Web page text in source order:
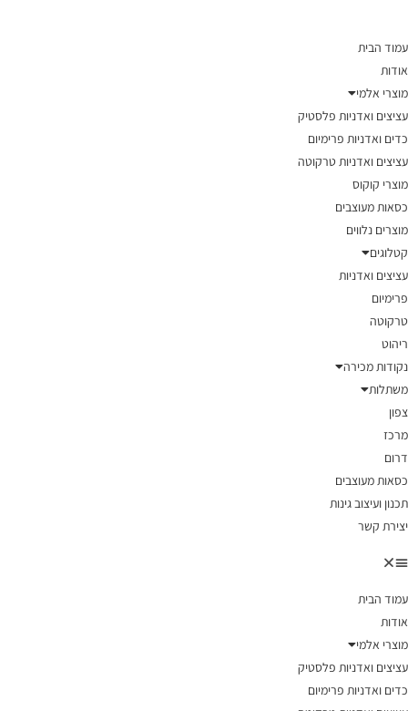
עמוד הבית
אודות
מוצרי אלמי
עציצים ואדניות פלסטיק
כדים ואדניות פרימיום
עציצים ואדניות טרקוטה
מוצרי קוקוס
כסאות מעוצבים
מוצרים נלווים
קטלוגים
עציצים ואדניות
פרימיום
טרקוטה
ריהוט
נקודות מכירה
משתלות
צפון
מרכז
דרום
כסאות מעוצבים
תכנון ועיצוב גינות
יצירת קשר
עמוד הבית
אודות
מוצרי אלמי
עציצים ואדניות פלסטיק
כדים ואדניות פרימיום